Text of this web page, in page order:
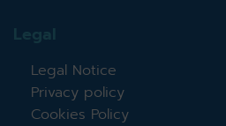
Legal
Legal Notice
Privacy policy
Cookies Policy